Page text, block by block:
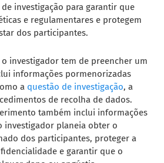
investigação para garantir que
e regulamentares e protegem
dos participantes.
investigador tem de preencher um
informações pormenorizadas
a questão de investigação, a
de recolha de dados.
também inclui informações
investigador planeia obter o
dos participantes, proteger a
e garantir que o